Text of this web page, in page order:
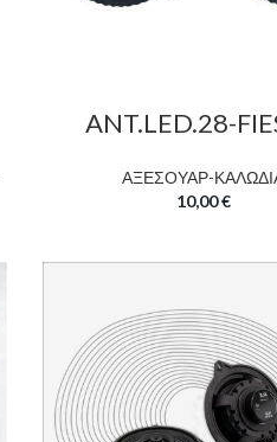
ANT.LED.28-
ΑΞΕΣΟΥΑΡ-
10,00€